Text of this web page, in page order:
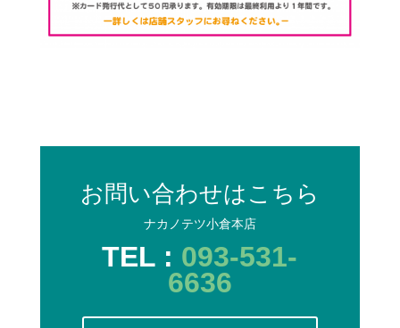
お問い合わせはこちら
ナカノテツ小倉本店
TEL : 093-531-
6636